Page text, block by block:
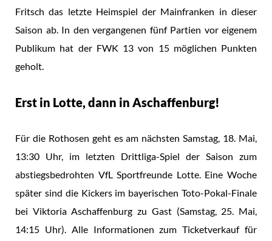
Fritsch das letzte Heimspiel der Mainfranken in dieser
Saison ab. In den vergangenen fünf Partien vor eigenem
Publikum hat der FWK 13 von 15 möglichen Punkten
geholt.
Erst in Lotte, dann in Aschaffenburg!
Für die Rothosen geht es am nächsten Samstag, 18. Mai,
13:30 Uhr, im letzten Drittliga-Spiel der Saison zum
abstiegsbedrohten VfL Sportfreunde Lotte. Eine Woche
später sind die Kickers im bayerischen Toto-Pokal-Finale
bei Viktoria Aschaffenburg zu Gast (Samstag, 25. Mai,
14:15 Uhr). Alle Informationen zum Ticketverkauf für